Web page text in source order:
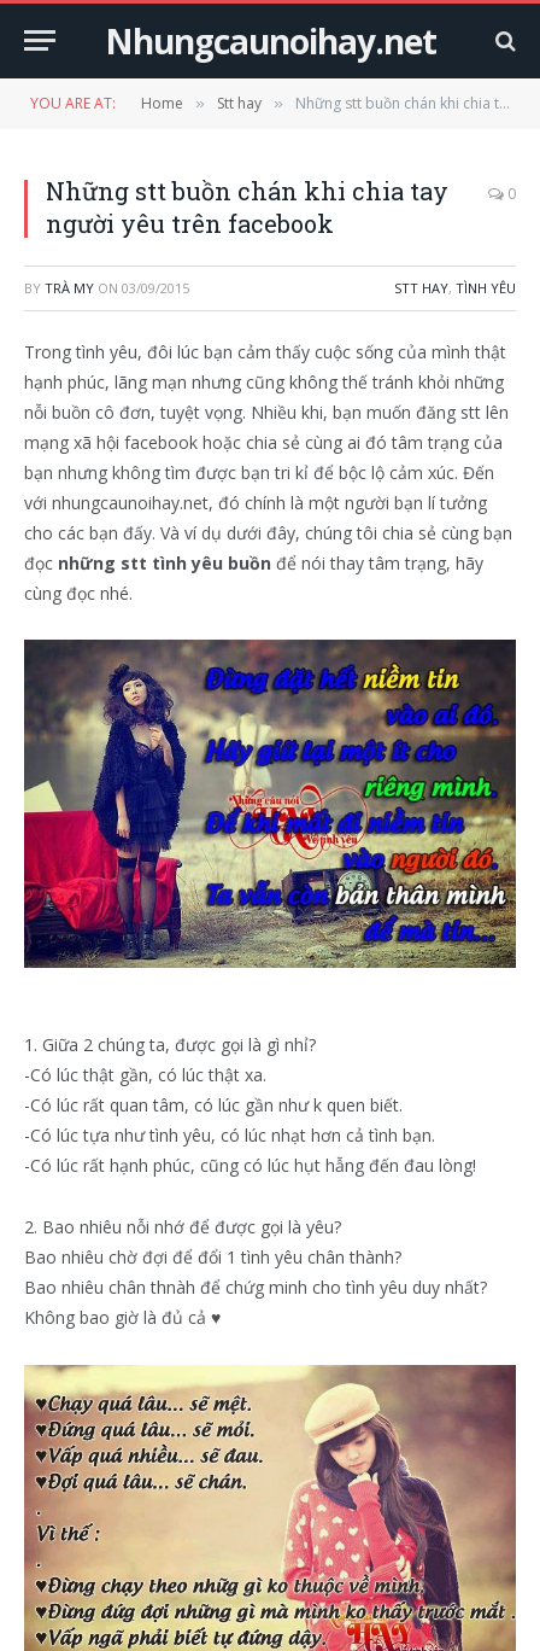
Nhungcaunoihay.net
YOU ARE AT: Home » Stt hay » Những stt buồn chán khi chia tay người yêu trên facebook
Những stt buồn chán khi chia tay
người yêu trên facebook
0
BY TRÀ MY ON 03/09/2015 STT HAY, TÌNH YÊU
Trong tình yêu, đôi lúc bạn cảm thấy cuộc sống của mình thật
hạnh phúc, lãng mạn nhưng cũng không thế tránh khỏi những
nỗi buồn cô đơn, tuyệt vọng. Nhiều khi, bạn muốn đăng stt lên
mạng xã hội facebook hoặc chia sẻ cùng ai đó tâm trạng của
bạn nhưng không tìm được bạn tri kỉ để bộc lộ cảm xúc. Đến
với nhungcaunoihay.net, đó chính là một người bạn lí tưởng
cho các bạn đấy. Và ví dụ dưới đây, chúng tôi chia sẻ cùng bạn
đọc những stt tình yêu buồn để nói thay tâm trạng, hãy
cùng đọc nhé.
1. Giữa 2 chúng ta, được gọi là gì nhỉ?
-Có lúc thật gần, có lúc thật xa.
-Có lúc rất quan tâm, có lúc gần như k quen biết.
-Có lúc tựa như tình yêu, có lúc nhạt hơn cả tình bạn.
-Có lúc rất hạnh phúc, cũng có lúc hụt hẫng đến đau lòng!
2. Bao nhiêu nỗi nhớ để được gọi là yêu?
Bao nhiêu chờ đợi để đổi 1 tình yêu chân thành?
Bao nhiêu chân thnàh để chứg minh cho tình yêu duy nhất?
Không bao giờ là đủ cả ♥